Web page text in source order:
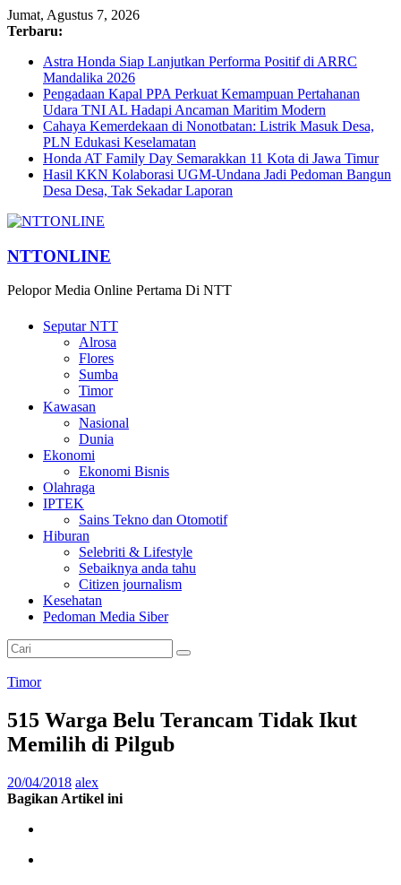
Jumat, Agustus 7, 2026
Terbaru:
Astra Honda Siap Lanjutkan Performa Positif di ARRC
Mandalika 2026
Pengadaan Kapal PPA Perkuat Kemampuan Pertahanan
Udara TNI AL Hadapi Ancaman Maritim Modern
Cahaya Kemerdekaan di Nonotbatan: Listrik Masuk Desa,
PLN Edukasi Keselamatan
Honda AT Family Day Semarakkan 11 Kota di Jawa Timur
Hasil KKN Kolaborasi UGM-Undana Jadi Pedoman Bangun
Desa Desa, Tak Sekadar Laporan
NTTONLINE
Pelopor Media Online Pertama Di NTT
Seputar NTT
Alrosa
Flores
Sumba
Timor
Kawasan
Nasional
Dunia
Ekonomi
Ekonomi Bisnis
Olahraga
IPTEK
Sains Tekno dan Otomotif
Hiburan
Selebriti & Lifestyle
Sebaiknya anda tahu
Citizen journalism
Kesehatan
Pedoman Media Siber
Timor
515 Warga Belu Terancam Tidak Ikut
Memilih di Pilgub
20/04/2018 alex
Bagikan Artikel ini